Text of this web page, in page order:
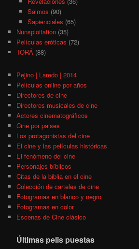
Salmos (90)
Sapienciales (65)
Nunsploitation (35)
Películas eróticas (72)
TORÁ (88)
Pejino | Laredo | 2014
Películas online por años
Directores de cine
Directores musicales de cine
Actores cinematográficos
Cine por paises
Los protagonistas del cine
El cine y las películas históricas
El fenómeno del cine
Personajes bíblicos
Citas de la biblia en el cine
Colección de carteles de cine
Fotogramas en blanco y negro
Fotogramas en color
Escenas de Cine clásico
Últimas pelis puestas